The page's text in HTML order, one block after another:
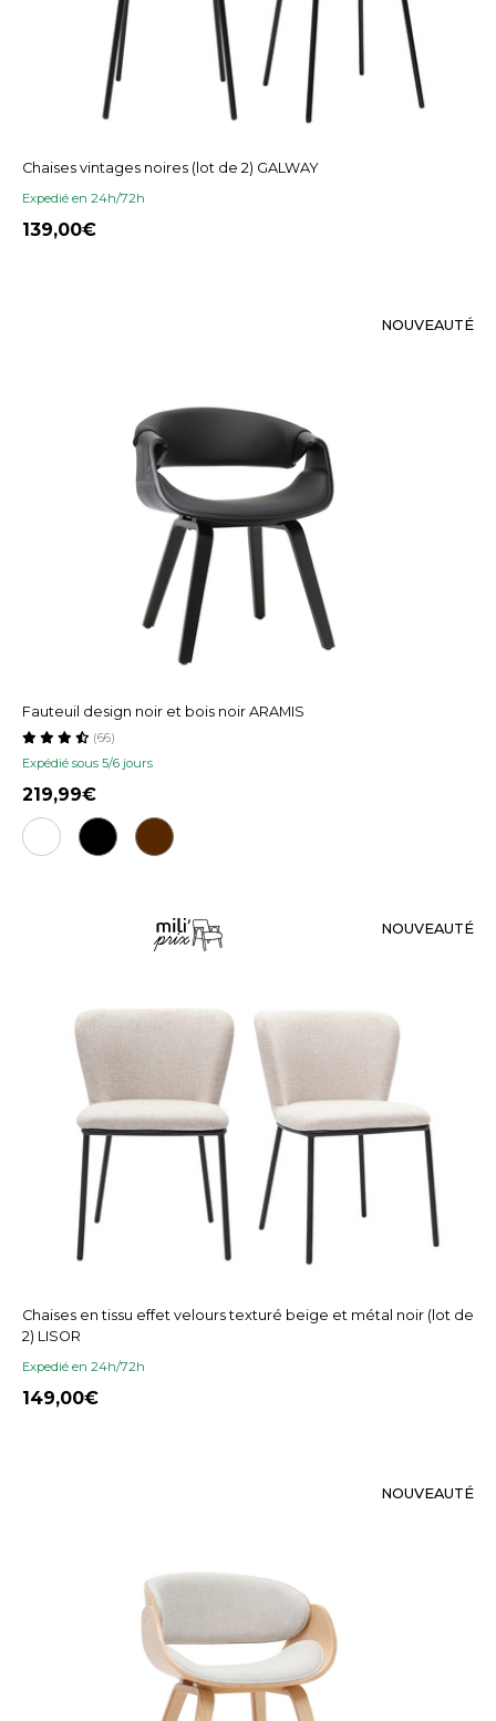
Chaises vintages noires (lot de 2) GALWAY
Expedié en 24h/72h
139,00
NOUVEAUTÉ
Fauteuil design noir et bois noir ARAMIS
Expédié sous 5/6 jours
(66)
219,99
NOUVEAUTÉ
Chaises en tissu effet velours texturé beige et métal noir (lot de
2) LISOR
Expedié en 24h/72h
149,00
NOUVEAUTÉ